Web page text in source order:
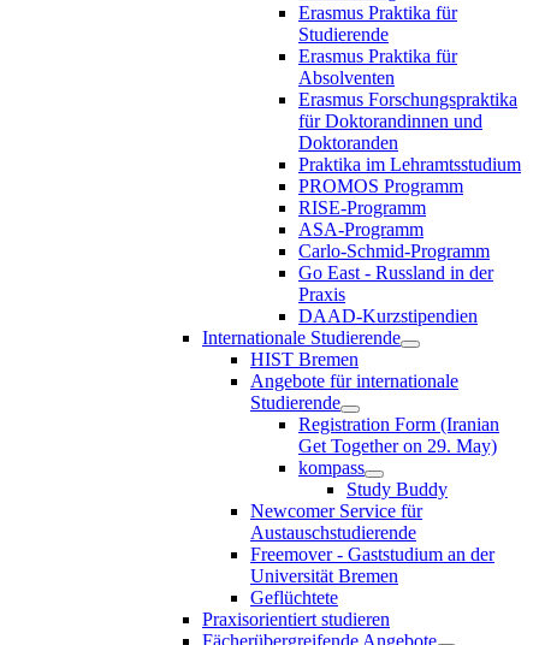
Erasmus Praktika für
Studierende
Erasmus Praktika für
Absolventen
Erasmus Forschungspraktika
für Doktorandinnen und
Doktoranden
Praktika im Lehramtsstudium
PROMOS Programm
RISE-Programm
ASA-Programm
Carlo-Schmid-Programm
Go East - Russland in der
Praxis
DAAD-Kurzstipendien
Internationale Studierende
HIST Bremen
Angebote für internationale
Studierende
Registration Form (Iranian
Get Together on 29. May)
kompass
Study Buddy
Newcomer Service für
Austauschstudierende
Freemover - Gaststudium an der
Universität Bremen
Geflüchtete
Praxisorientiert studieren
Fächerübergreifende Angebote